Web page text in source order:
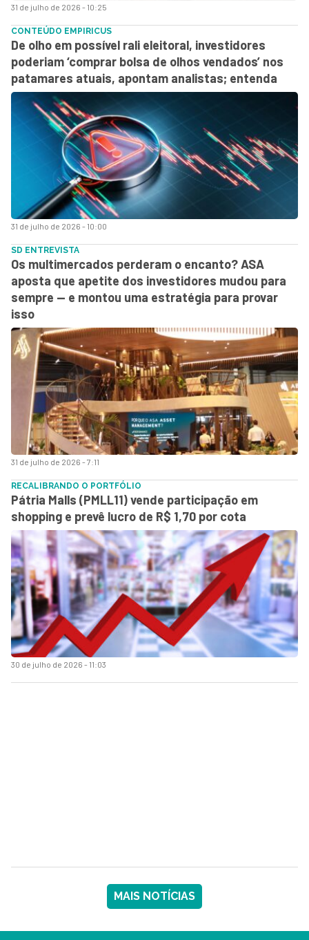
31 de julho de 2026 - 10:25
31 de julho de 2026 - 10:00
CONTEÚDO EMPIRICUS
De olho em possível rali eleitoral, investidores
poderiam ‘comprar bolsa de olhos vendados’ nos
patamares atuais, apontam analistas; entenda
31 de julho de 2026 - 7:11
SD ENTREVISTA
Os multimercados perderam o encanto? ASA
aposta que apetite dos investidores mudou para
sempre — e montou uma estratégia para provar
isso
30 de julho de 2026 - 11:03
RECALIBRANDO O PORTFÓLIO
Pátria Malls (PMLL11) vende participação em
shopping e prevê lucro de R$ 1,70 por cota
MAIS NOTÍCIAS